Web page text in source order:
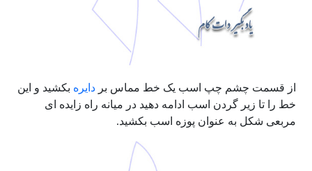
از قسمت چشم چپ اسب یک خط مماس بر دایره بکشید و این
خط را تا زیر گردن اسب ادامه دهید در میانه راه زایده ای
مربعی شکل به عنوان پوزه اسب بکشید.